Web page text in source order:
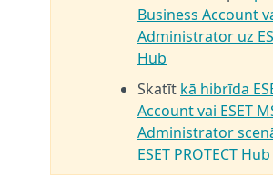
Business Account
Administrator uz
Hub
Skatīt kā hibrīda
Account vai ESET
Administrator
ESET PROTECT Hub